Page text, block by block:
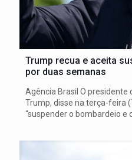
Trump recua e aceita
por duas semanas
Agência Brasil O presidente
Trump, disse na terça-feira
“suspender o bombardeio e